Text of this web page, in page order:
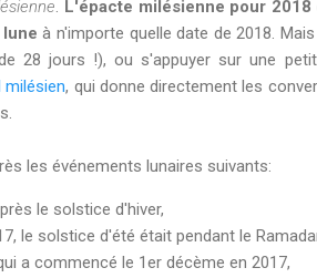
. L'épacte milésienne pour 2018
à n'importe quelle date de 2018.
28 jours !), ou s'appuyer sur une
milésien, qui donne directement les
les événements lunaires suivants:
le solstice d'hiver,
le solstice d'été était pendant le
a commencé le 1er décème en 2017,